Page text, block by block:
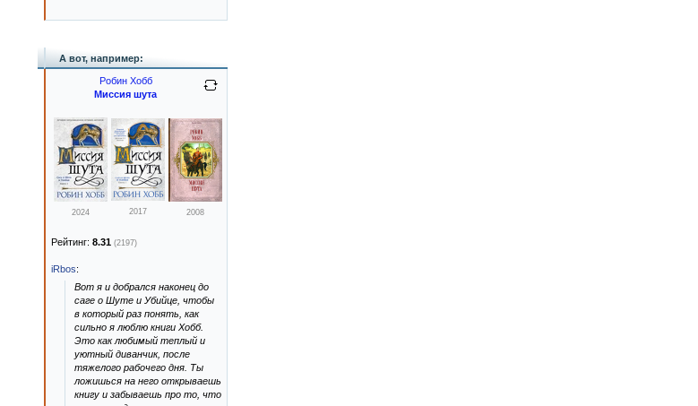
А вот, например:
Робин Хобб
Миссия шута
2024 2017 2008
Рейтинг: 8.31 (2197)
iRbos:
Вот я и добрался наконец до
саге о Шуте и Убийце, чтобы
в который раз понять, как
сильно я люблю книги Хобб.
Это как любимый теплый и
уютный диванчик, после
тяжелого рабочего дня. Ты
ложишься на него открываешь
книгу и забываешь про то, что